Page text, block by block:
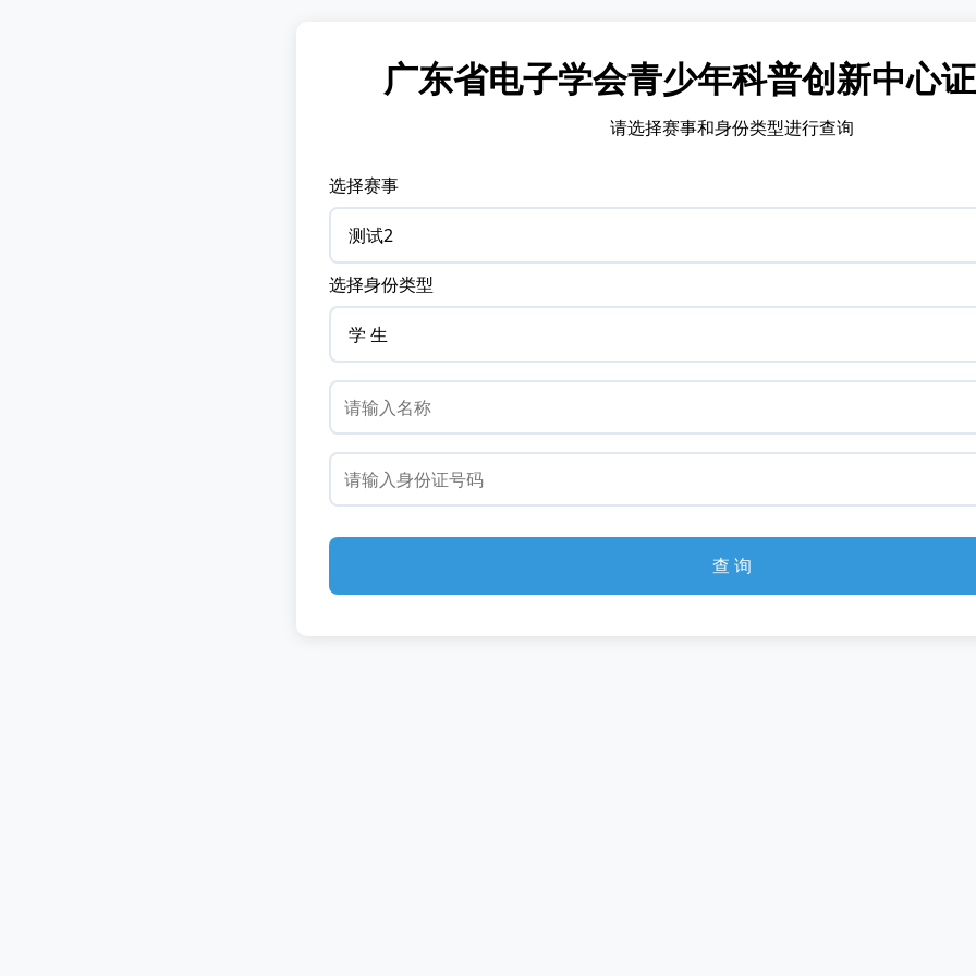
广东省电子学会青少年科普创新中心
请选择赛事和身份类型进行查询
选择赛事
选择身份类型